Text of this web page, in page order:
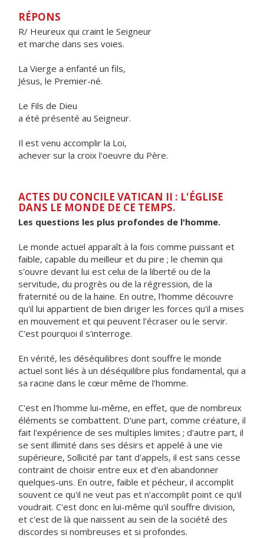
RÉPONS
R/ Heureux qui craint le Seigneur
et marche dans ses voies.
La Vierge a enfanté un fils,
Jésus, le Premier-né.
Le Fils de Dieu
a été présenté au Seigneur.
Il est venu accomplir la Loi,
achever sur la croix l'oeuvre du Père.
ACTES DU CONCILE VATICAN II : L'ÉGLISE
DANS LE MONDE DE CE TEMPS.
Les questions les plus profondes de l'homme.
Le monde actuel apparaît à la fois comme puissant et
faible, capable du meilleur et du pire ; le chemin qui
s'ouvre devant lui est celui de la liberté ou de la
servitude, du progrès ou de la régression, de la
fraternité ou de la haine. En outre, l'homme découvre
qu'il lui appartient de bien diriger les forces qu'il a mises
en mouvement et qui peuvent l'écraser ou le servir.
C'est pourquoi il s'interroge.
En vérité, les déséquilibres dont souffre le monde
actuel sont liés à un déséquilibre plus fondamental, qui a
sa racine dans le cœur même de l'homme.
C'est en l'homme lui-même, en effet, que de nombreux
éléments se combattent. D'une part, comme créature, il
fait l'expérience de ses multiples limites ; d'autre part, il
se sent illimité dans ses désirs et appelé à une vie
supérieure, Sollicité par tant d'appels, il est sans cesse
contraint de choisir entre eux et d'en abandonner
quelques-uns. En outre, faible et pécheur, il accomplit
souvent ce qu'il ne veut pas et n'accomplit point ce qu'il
voudrait. C'est donc en lui-même qu'il souffre division,
et c'est de là que naissent au sein de la société des
discordes si nombreuses et si profondes.